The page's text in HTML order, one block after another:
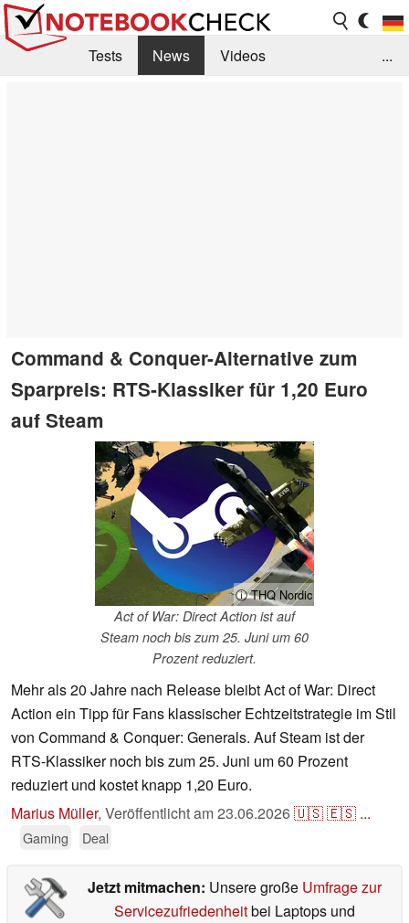
Tests News
Videos
...
Command & Conquer-Alternative zum
Sparpreis: RTS-Klassiker für 1,20 Euro
auf Steam
ⓘ THQ Nordic
Act of War: Direct Action ist auf
Steam noch bis zum 25. Juni um 60
Prozent reduziert.
Mehr als 20 Jahre nach Release bleibt Act of War: Direct
Action ein Tipp für Fans klassischer Echtzeitstrategie im Stil
von Command & Conquer: Generals. Auf Steam ist der
RTS-Klassiker noch bis zum 25. Juni um 60 Prozent
reduziert und kostet knapp 1,20 Euro.
Marius Müller, Veröffentlicht am23.06.2026🇺🇸🇪🇸 ...
Gaming Deal
Jetzt mitmachen: Unsere große Umfrage zur
Servicezufriedenheitbei Laptops und